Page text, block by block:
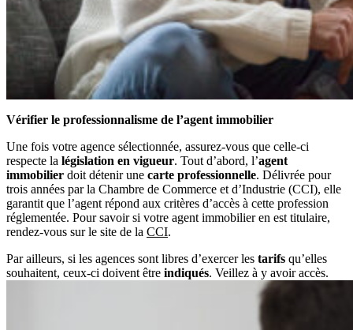
Vérifier le professionnalisme de l’agent immobilier
Une fois votre agence sélectionnée, assurez-vous que celle-ci
respecte la législation en vigueur. Tout d’abord, l’agent
immobilier doit détenir une carte professionnelle. Délivrée pour
trois années par la Chambre de Commerce et d’Industrie (CCI), elle
garantit que l’agent répond aux critères d’accès à cette profession
réglementée. Pour savoir si votre agent immobilier en est titulaire,
rendez-vous sur le site de la CCI.
Par ailleurs, si les agences sont libres d’exercer les tarifs qu’elles
souhaitent, ceux-ci doivent être indiqués. Veillez à y avoir accès.